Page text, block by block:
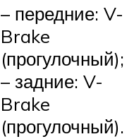
– передние: V-
Brake
(прогулочный);
– задние: V-
Brake
(прогулочный).